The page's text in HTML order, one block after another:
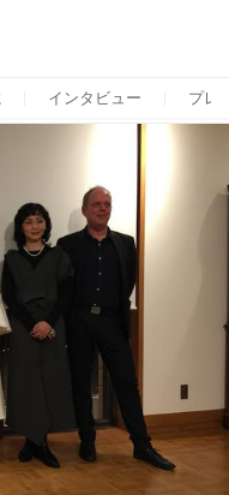
インタビュー プレ